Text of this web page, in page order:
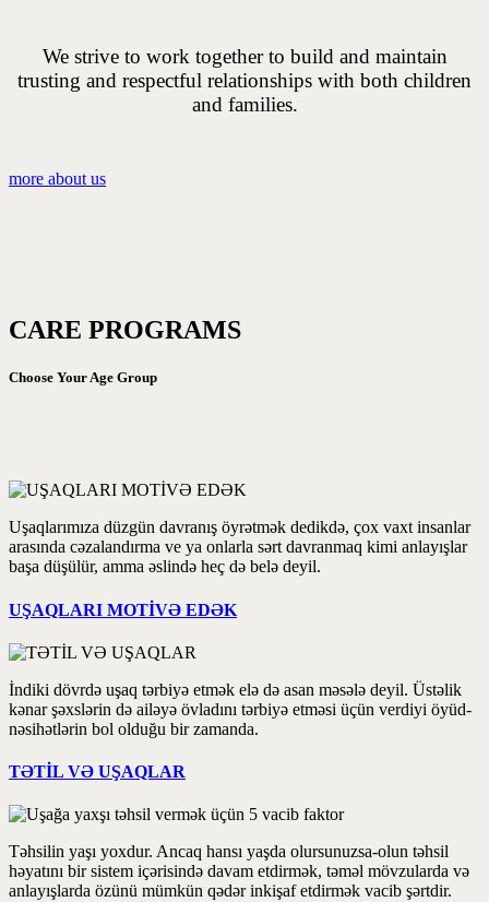
We strive to work together to build and maintain
trusting and respectful relationships with both children
and families.
more about us
CARE PROGRAMS
Choose Your Age Group
Uşaqlarımıza düzgün davranış öyrətmək dedikdə, çox vaxt insanlar
arasında cəzalandırma ve ya onlarla sərt davranmaq kimi anlayışlar
başa düşülür, amma əslində heç də belə deyil.
UŞAQLARI MOTİVƏ EDƏK
İndiki dövrdə uşaq tərbiyə etmək elə də asan məsələ deyil. Üstəlik
kənar şəxslərin də ailəyə övladını tərbiyə etməsi üçün verdiyi öyüd-
nəsihətlərin bol olduğu bir zamanda.
TƏTİL VƏ UŞAQLAR
Təhsilin yaşı yoxdur. Ancaq hansı yaşda olursunuzsa-olun təhsil
həyatını bir sistem içərisində davam etdirmək, təməl mövzularda və
anlayışlarda özünü mümkün qədər inkişaf etdirmək vacib şərtdir.